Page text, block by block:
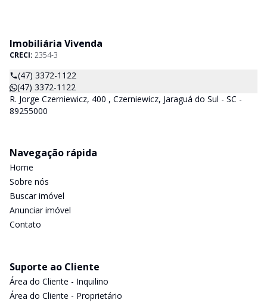
Imobiliária Vivenda
CRECI: 2354-3
(47) 3372-1122
(47) 3372-1122
R. Jorge Czerniewicz, 400 , Czerniewicz, Jaraguá do Sul - SC -
89255000
Navegação rápida
Home
Sobre nós
Buscar imóvel
Anunciar imóvel
Contato
Suporte ao Cliente
Área do Cliente - Inquilino
Área do Cliente - Proprietário